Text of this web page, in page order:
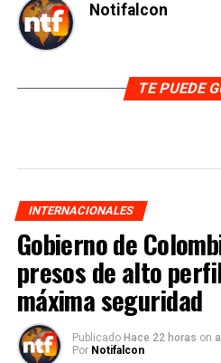
Notifalcon
TE PUEDE
INTERNACIONALES
Gobierno de
presos de alto
máxima seguridad
Publicado Hace 22 horas on
Por Notifalcon